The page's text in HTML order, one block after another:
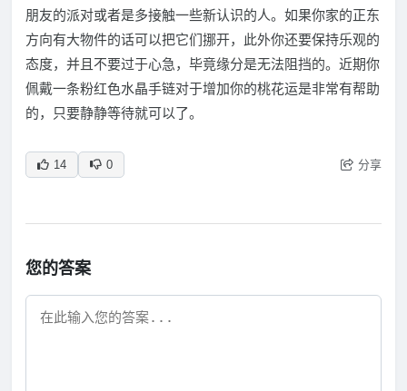
朋友的派对或者是多接触一些新认识的人。如果你家的正东
方向有大物件的话可以把它们挪开，此外你还要保持乐观的
态度，并且不要过于心急，毕竟缘分是无法阻挡的。近期你
佩戴一条粉红色水晶手链对于增加你的桃花运是非常有帮助
的，只要静静等待就可以了。
14 0 分享
您的答案